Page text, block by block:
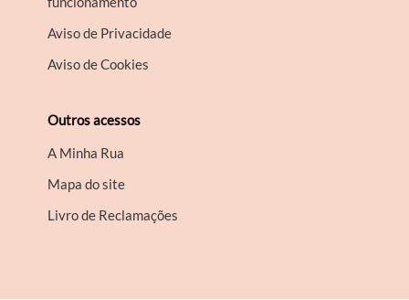
Aviso de Privacidade
Aviso de Cookies
Outros acessos
A Minha Rua
Mapa do site
Livro de Reclamações